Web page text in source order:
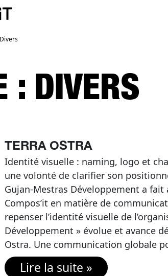
Divers
: DIVERS
TERRA OSTRA
Identité visuelle : naming, logo et
une volonté de clarifier son
Gujan-Mestras Développement a fait
Compos’it en matière de
repenser l’identité visuelle de
Développement » évolue et avance
Ostra. Une communication globale
Lire la suite »